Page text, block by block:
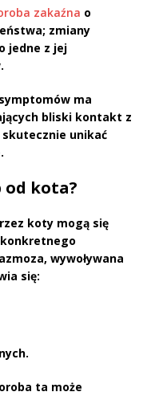
zakaźna o
zmiany
jedne z jej
ma
bliski kontakt z
unikać
od kota?
koty mogą się
konkretnego
, wywoływana
się:
ta może